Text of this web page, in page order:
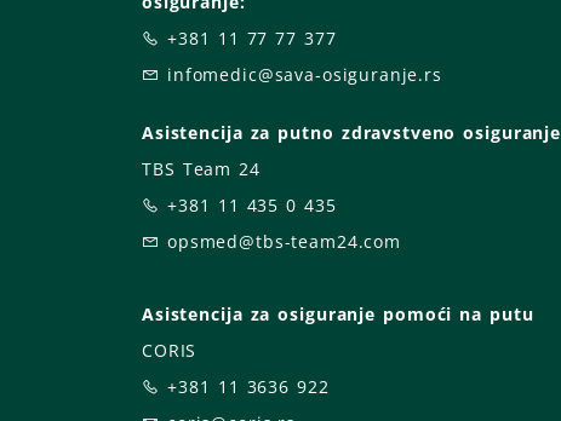
+381 11 77 77 377
infomedic@sava-osiguranje.rs
Asistencija za putno zdravstveno osiguranje
TBS Team 24
+381 11 435 0 435
opsmed@tbs-team24.com
Asistencija za osiguranje pomoći na putu
CORIS
+381 11 3636 922